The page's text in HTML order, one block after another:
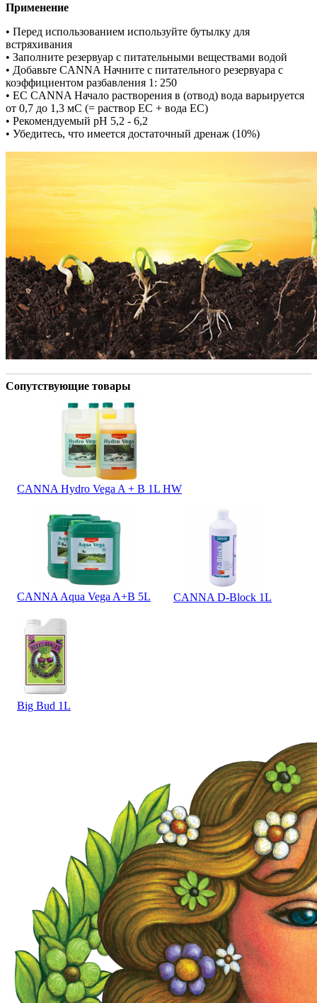
Применение
• Перед использованием используйте бутылку для
встряхивания
• Заполните резервуар с питательными веществами водой
• Добавьте CANNA Начните с питательного резервуара с
коэффициентом разбавления 1: 250
• EC CANNA Начало растворения в (отвод) вода варьируется
от 0,7 до 1,3 мС (= раствор EC + вода EC)
• Рекомендуемый pH 5,2 - 6,2
• Убедитесь, что имеется достаточный дренаж (10%)
Сопутствующие товары
CANNA Hydro Vega A + B 1L HW
CANNA Aqua Vega A+B 5L CANNA D-Block 1L
Big Bud 1L